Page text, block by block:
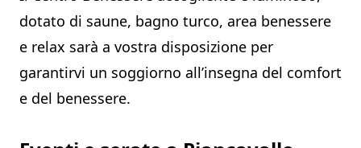
dotato di saune, bagno turco, area benessere
e relax sarà a vostra disposizione per
garantirvi un soggiorno all’insegna del comfort
e del benessere.